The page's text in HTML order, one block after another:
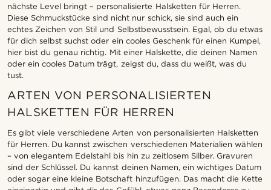
nächste Level bringt – personalisierte Halsketten für Herren.
Diese Schmuckstücke sind nicht nur schick, sie sind auch ein
echtes Zeichen von Stil und Selbstbewusstsein. Egal, ob du etwas
für dich selbst suchst oder ein cooles Geschenk für einen Kumpel,
hier bist du genau richtig. Mit einer Halskette, die deinen Namen
oder ein cooles Datum trägt, zeigst du, dass du weißt, was du
tust.
ARTEN VON PERSONALISIERTEN
HALSKETTEN FÜR HERREN
Es gibt viele verschiedene Arten von personalisierten Halsketten
für Herren. Du kannst zwischen verschiedenen Materialien wählen
– von elegantem Edelstahl bis hin zu zeitlosem Silber. Gravuren
sind der Schlüssel. Du kannst deinen Namen, ein wichtiges Datum
oder sogar eine kleine Botschaft hinzufügen. Das macht die Kette